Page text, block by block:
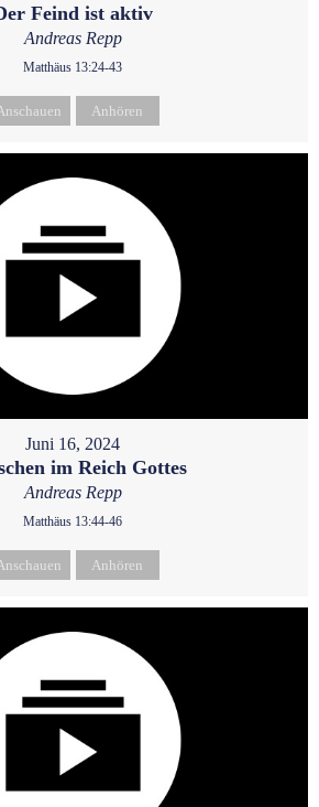
Feind ist aktiv
Andreas Repp
Matthäus 13:24-43
Anhören
Juni 16, 2024
im Reich Gottes
Andreas Repp
Matthäus 13:44-46
Anhören